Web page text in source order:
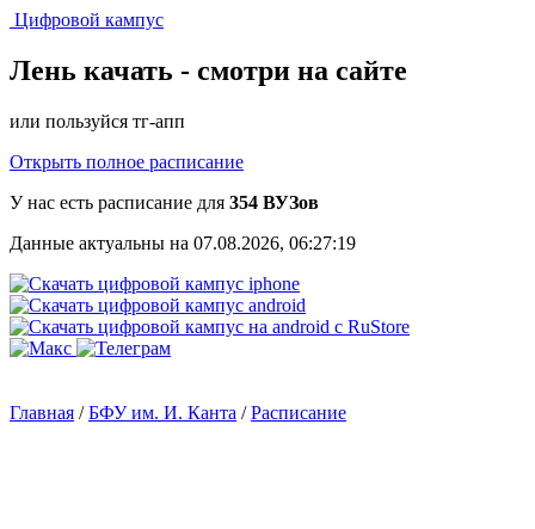
Цифровой кампус
Лень качать - смотри на сайте
или пользуйся тг-апп
Открыть полное расписание
У нас есть расписание для 354 ВУЗов
Данные актуальны на 07.08.2026, 06:27:19
Главная /БФУ им. И. Канта /Расписание